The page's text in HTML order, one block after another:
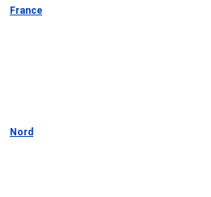
France
Nord